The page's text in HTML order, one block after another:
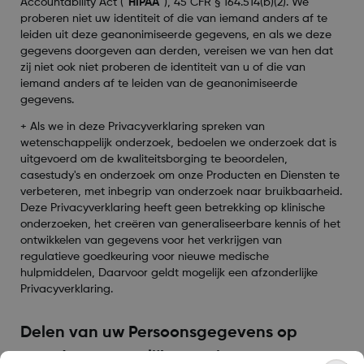
proberen niet uw identiteit of die van iemand anders af te
leiden uit deze geanonimiseerde gegevens, en als we deze
gegevens doorgeven aan derden, vereisen we van hen dat
zij niet ook niet proberen de identiteit van u of die van
iemand anders af te leiden van de geanonimiseerde
gegevens.
+ Als we in deze Privacyverklaring spreken van
wetenschappelijk onderzoek, bedoelen we onderzoek dat is
uitgevoerd om de kwaliteitsborging te beoordelen,
casestudy's en onderzoek om onze Producten en Diensten te
verbeteren, met inbegrip van onderzoek naar bruikbaarheid.
Deze Privacyverklaring heeft geen betrekking op klinische
onderzoeken, het creëren van generaliseerbare kennis of het
ontwikkelen van gegevens voor het verkrijgen van
regulatieve goedkeuring voor nieuwe medische
hulpmiddelen, Daarvoor geldt mogelijk een afzonderlijke
Privacyverklaring.
Delen van uw Persoonsgegevens op